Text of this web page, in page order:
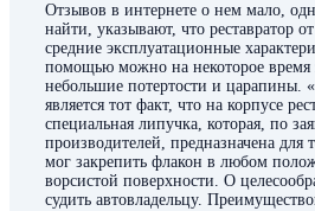
Отзывов в интернете о нем мало,
найти, указывают, что реставратор
средние эксплуатационные
помощью можно на некоторое время
небольшие потертости и царапины.
является тот факт, что на корпусе
специальная липучка, которая, по
производителей, предназначена для
мог закрепить флакон в любом
ворсистой поверхности. О
судить автовладельцу.